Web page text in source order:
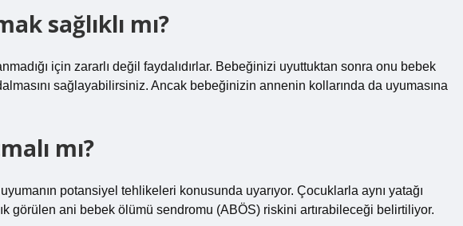
sağlıklı mı?
için zararlı değil faydalıdırlar. Bebeğinizi uyuttuktan sonra onu bebek
sağlayabilirsiniz. Ancak bebeğinizin annenin kollarında da uyumasına
mı?
potansiyel tehlikeleri konusunda uyarıyor. Çocuklarla aynı yatağı
görülen ani bebek ölümü sendromu (ABÖS) riskini artırabileceği belirtiliyor.